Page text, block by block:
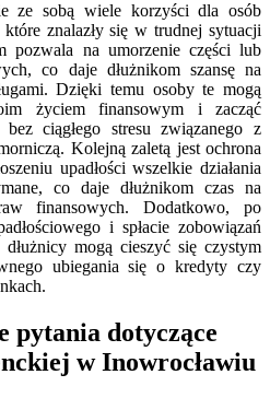
ze sobą wiele korzyści dla osób
znalazły się w trudnej sytuacji
pozwala na umorzenie części lub
co daje dłużnikom szansę na
Dzięki temu osoby te mogą
życiem finansowym i zacząć
bez ciągłego stresu związanego z
Kolejną zaletą jest ochrona
upadłości wszelkie działania
co daje dłużnikom czas na
finansowych. Dodatkowo, po
i spłacie zobowiązań
mogą cieszyć się czystym
ubiegania się o kredyty czy
pytania dotyczące
w Inowrocławiu